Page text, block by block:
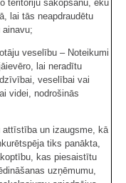
teritoriju sakopšanu, ēku
lai tās neapdraudētu
ainavu;
veselību – Noteikumi
lai neradītu
veselībai vai
videi, nodrošinās
un izaugsme, kā
tiks panākta,
kas piesaistītu
uzņēmumu,